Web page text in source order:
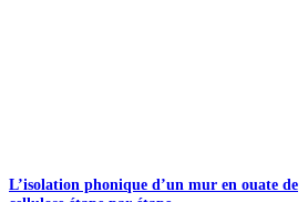
L’isolation phonique d’un mur en ouate de